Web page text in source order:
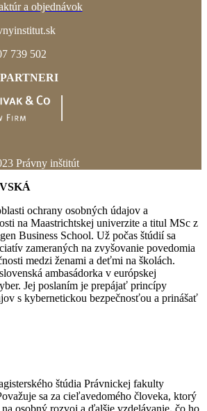
a objednávok
739 502
Právny inštitút
ochrany osobných údajov a
na Maastrichtskej univerzite a titul MSc z
Business School. Už počas štúdií sa
zameraných na zvyšovanie povedomia
medzi ženami a deťmi na školách.
ambasádorka v európskej
Jej poslaním je prepájať princípy
s kybernetickou bezpečnosťou a prinášať
štúdia Právnickej fakulty
sa za cieľavedomého človeka, ktorý